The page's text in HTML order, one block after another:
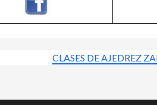
CLASES DE AJEDREZ